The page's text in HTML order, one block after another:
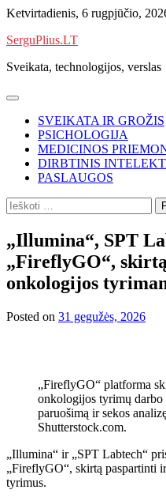
Skip
content
Ketvirtadienis, 6 rugpjūčio,
SerguPlius.LT
Sveikata, technologijos, verslas
SVEIKATA IR GROŽIS
PSICHOLOGIJA
MEDICINOS
DIRBTINIS
PASLAUGOS
Ieškoti:
„Illumina“, SPT
„FireflyGO“,
onkologijos
Posted on 31 gegužės, 2026
„FireflyGO“ platforma
onkologijos tyrimų
paruošimą ir sekos
Shutterstock.com.
„Illumina“ ir „SPT Labtech“
„FireflyGO“, skirtą paspartinti
tyrimus.